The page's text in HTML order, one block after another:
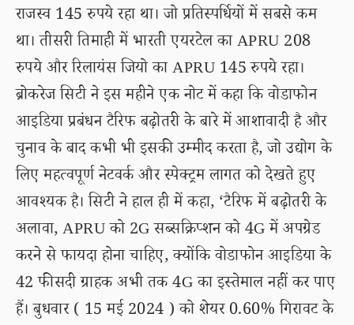
राजस्व 145 रुपये रहा था। जो प्रतिस्पर्धियों में सबसे कम
था। तीसरी तिमाही में भारती एयरटेल का APRU 208
रुपये और रिलायंस जियो का APRU 145 रुपये रहा।
ब्रोकरेज सिटी ने इस महीने एक नोट में कहा कि वोडाफोन
आइडिया प्रबंधन टैरिफ बढ़ोतरी के बारे में आशावादी है और
चुनाव के बाद कभी भी इसकी उम्मीद करता है, जो उद्योग के
लिए महत्वपूर्ण नेटवर्क और स्पेक्ट्रम लागत को देखते हुए
आवश्यक है। सिटी ने हाल ही में कहा, ‘टैरिफ में बढ़ोतरी के
अलावा, APRU को 2G सब्सक्रिप्शन को 4G में अपग्रेड
करने से फायदा होना चाहिए, क्योंकि वोडाफोन आइडिया के
42 फीसदी ग्राहक अभी तक 4G का इस्तेमाल नहीं कर पाए
हैं। बुधवार ( 15 मई 2024 ) को शेयर 0.60% गिरावट के